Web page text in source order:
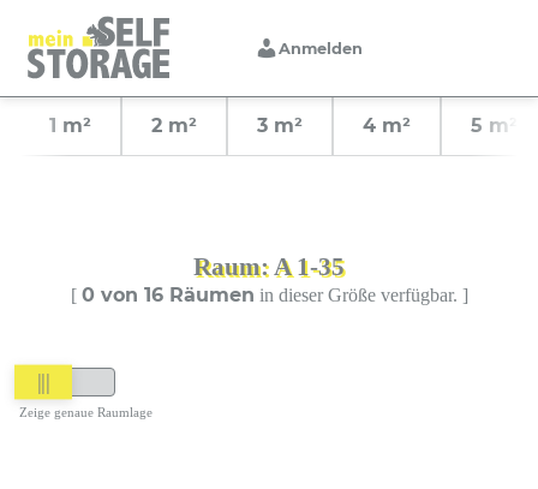
Anmelden
1 m² 2 m² 3 m² 4 m² 5 m²
Raum: A 1-35
[ 0 von 16 Räumen in dieser Größe verfügbar. ]
|||
Zeige genaue Raumlage